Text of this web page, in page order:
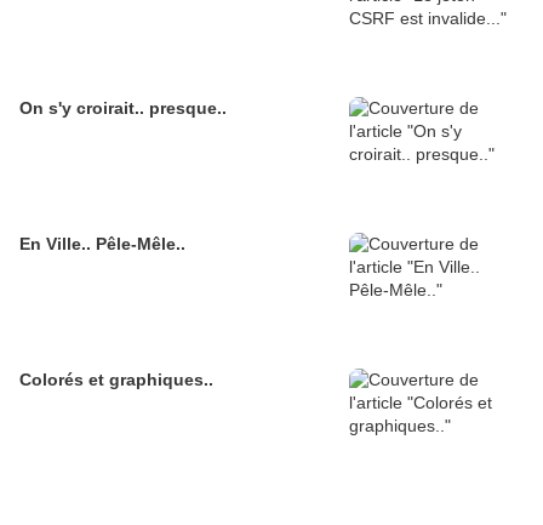
On s'y croirait.. presque..
En Ville.. Pêle-Mêle..
Colorés et graphiques..